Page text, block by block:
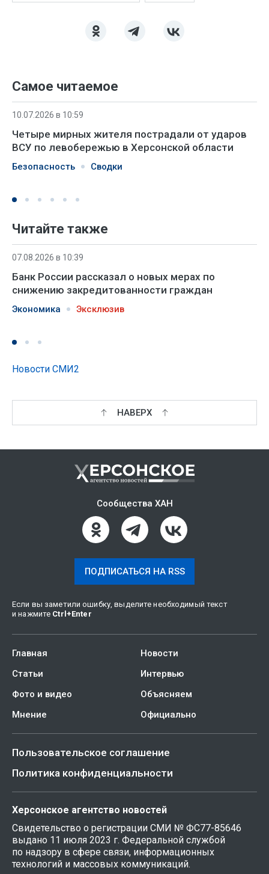
Самое читаемое
10.07.2026 в 10:59
Четыре мирных жителя пострадали от ударов
ВСУ по левобережью в Херсонской области
Безопасность Сводки
Читайте также
07.08.2026 в 10:39
Банк России рассказал о новых мерах по
снижению закредитованности граждан
Экономика Эксклюзив
Новости СМИ2
НАВЕРХ
Сообщества ХАН
ПОДПИСАТЬСЯ НА RSS
Если вы заметили ошибку, выделите необходимый текст
и нажмите Ctrl +Enter
Главная
Новости
Статьи
Интервью
Фото и видео
Объясняем
Мнение
Официально
Пользовательское соглашение
Политика конфиденциальности
Херсонское агентство новостей
Свидетельство о регистрации СМИ № ФС77-85646
выдано 11 июля 2023 г. Федеральной службой
по надзору в сфере связи, информационных
технологий и массовых коммуникаций.